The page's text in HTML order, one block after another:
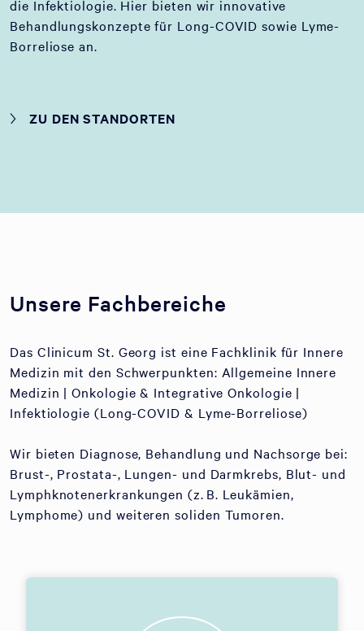
die Infektiologie. Hier bieten wir innovative
Behandlungskonzepte für Long-COVID sowie Lyme-
Borreliose an.
ZU DEN STANDORTEN
Unsere Fachbereiche
Das Clinicum St. Georg ist eine Fachklinik für Innere
Medizin mit den Schwerpunkten: Allgemeine Innere
Medizin | Onkologie & Integrative Onkologie |
Infektiologie (Long-COVID & Lyme-Borreliose)
Wir bieten Diagnose, Behandlung und Nachsorge bei:
Brust-, Prostata-, Lungen- und Darmkrebs, Blut- und
Lymphknotenerkrankungen (z. B. Leukämien,
Lymphome) und weiteren soliden Tumoren.